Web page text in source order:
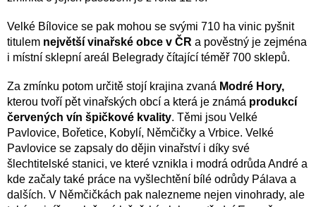
Velké Bílovice se pak mohou se svými 710 ha vinic pyšnit
titulem největší vinařské obce v ČR a pověstný je zejména
i místní sklepní areál Belegrady čítající téměř 700 sklepů.
Za zmínku potom určitě stojí krajina zvaná Modré Hory,
kterou tvoří pět vinařských obcí a která je známá produkcí
červených vín špičkové kvality. Těmi jsou Velké
Pavlovice, Bořetice, Kobylí, Němčičky a Vrbice. Velké
Pavlovice se zapsaly do dějin vinařství i díky své
šlechtitelské stanici, ve které vznikla i modrá odrůda André a
kde začaly také práce na vyšlechtění bílé odrůdy Pálava a
dalších. V Němčičkách pak nalezneme nejen vinohrady, ale